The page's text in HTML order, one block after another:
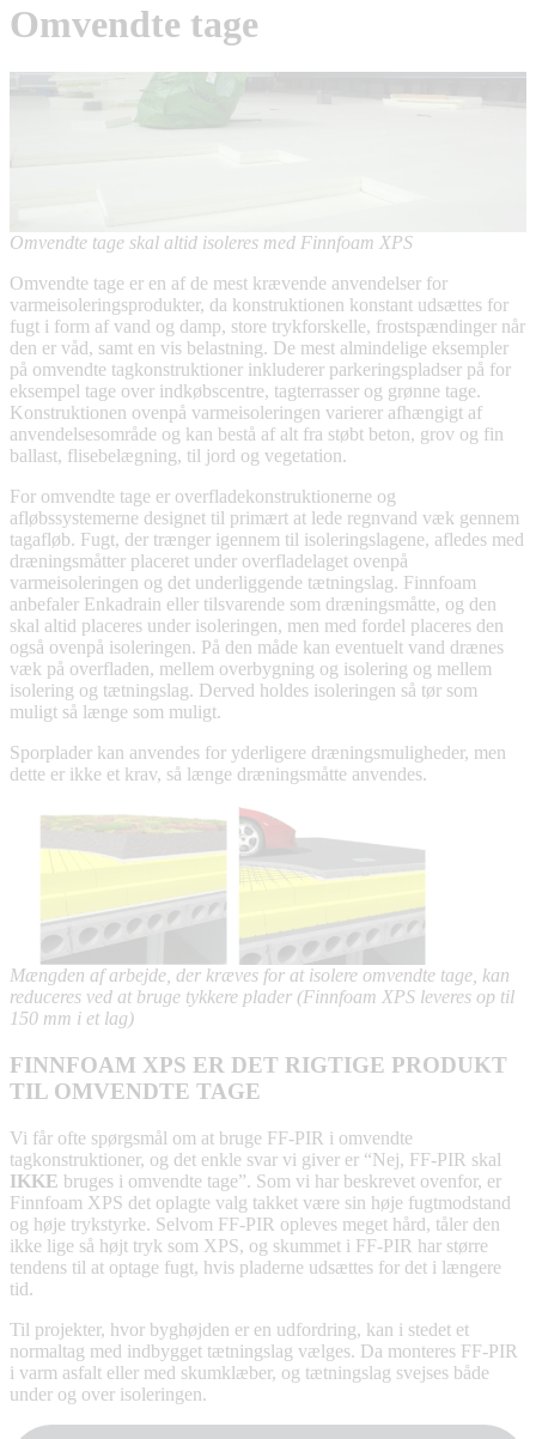
Omvendte tage
Omvendte tage skal altid isoleres med Finnfoam XPS
Omvendte tage er en af de mest krævende anvendelser for
varmeisoleringsprodukter, da konstruktionen konstant udsættes for
fugt i form af vand og damp, store trykforskelle, frostspændinger når
den er våd, samt en vis belastning. De mest almindelige eksempler
på omvendte tagkonstruktioner inkluderer parkeringspladser på for
eksempel tage over indkøbscentre, tagterrasser og grønne tage.
Konstruktionen ovenpå varmeisoleringen varierer afhængigt af
anvendelsesområde og kan bestå af alt fra støbt beton, grov og fin
ballast, flisebelægning, til jord og vegetation.
For omvendte tage er overfladekonstruktionerne og
afløbssystemerne designet til primært at lede regnvand væk gennem
tagafløb. Fugt, der trænger igennem til isoleringslagene, afledes med
dræningsmåtter placeret under overfladelaget ovenpå
varmeisoleringen og det underliggende tætningslag. Finnfoam
anbefaler Enkadrain eller tilsvarende som dræningsmåtte, og den
skal altid placeres under isoleringen, men med fordel placeres den
også ovenpå isoleringen. På den måde kan eventuelt vand drænes
væk på overfladen, mellem overbygning og isolering og mellem
isolering og tætningslag. Derved holdes isoleringen så tør som
muligt så længe som muligt.
Sporplader kan anvendes for yderligere dræningsmuligheder, men
dette er ikke et krav, så længe dræningsmåtte anvendes.
Mængden af arbejde, der kræves for at isolere omvendte tage, kan
reduceres ved at bruge tykkere plader (Finnfoam XPS leveres op til
150 mm i et lag)
FINNFOAM XPS ER DET RIGTIGE PRODUKT
TIL OMVENDTE TAGE
Vi får ofte spørgsmål om at bruge FF-PIR i omvendte
tagkonstruktioner, og det enkle svar vi giver er “Nej, FF-PIR skal
IKKE bruges i omvendte tage”. Som vi har beskrevet ovenfor, er
Finnfoam XPS det oplagte valg takket være sin høje fugtmodstand
og høje trykstyrke. Selvom FF-PIR opleves meget hård, tåler den
ikke lige så højt tryk som XPS, og skummet i FF-PIR har større
tendens til at optage fugt, hvis pladerne udsættes for det i længere
tid.
Til projekter, hvor byghøjden er en udfordring, kan i stedet et
normaltag med indbygget tætningslag vælges. Da monteres FF-PIR
i varm asfalt eller med skumklæber, og tætningslag svejses både
under og over isoleringen.